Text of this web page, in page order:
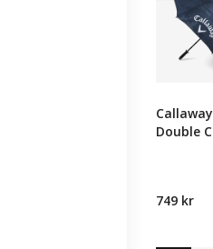
Double
749 kr